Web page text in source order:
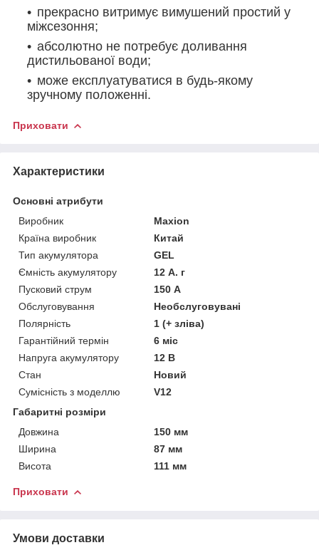
прекрасно витримує вимушений простий у
міжсезоння;
абсолютно не потребує доливання
дистильованої води;
може експлуатуватися в будь-якому
зручному положенні.
Приховати
Характеристики
Основні атрибути
Виробник
Maxion
Країна виробник
Китай
Тип акумулятора
GEL
Ємність акумулятору
12 А. г
Пусковий струм
150 А
Обслуговування
Необслуговувані
Полярність
1 (+ зліва)
Гарантійний термін
6 міс
Напруга акумулятору
12 В
Стан
Новий
Сумісність з моделлю
V12
Габаритні розміри
Довжина
150 мм
Ширина
87 мм
Висота
111 мм
Приховати
Умови доставки